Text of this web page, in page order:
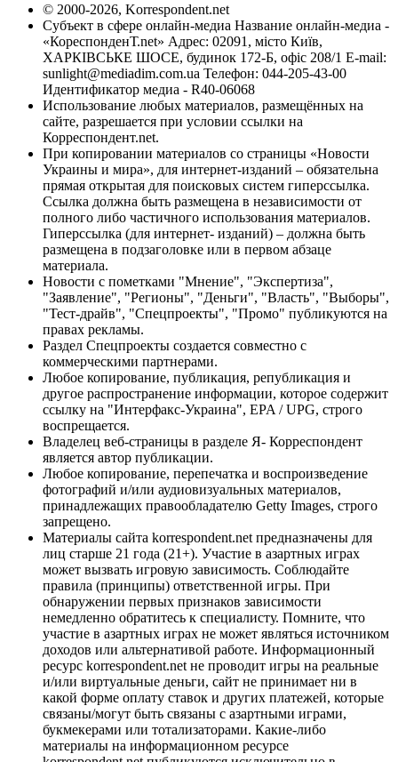
© 2000-2026, Korrespondent.net
Субъект в сфере онлайн-медиа Название онлайн-медиа -
«КореспонденТ.net» Адрес: 02091, місто Київ,
ХАРКІВСЬКЕ ШОСЕ, будинок 172-Б, офіс 208/1 E-mail:
sunlight@mediadim.com.ua Телефон: 044-205-43-00
Идентификатор медиа - R40-06068
Использование любых материалов, размещённых на
сайте, разрешается при условии ссылки на
Корреспондент.net.
При копировании материалов со страницы «Новости
Украины и мира», для интернет-изданий – обязательна
прямая открытая для поисковых систем гиперссылка.
Ссылка должна быть размещена в независимости от
полного либо частичного использования материалов.
Гиперссылка (для интернет- изданий) – должна быть
размещена в подзаголовке или в первом абзаце
материала.
Новости с пометками "Мнение", "Экспертиза",
"Заявление", "Регионы", "Деньги", "Власть", "Выборы",
"Тест-драйв", "Спецпроекты", "Промо" публикуются на
правах рекламы.
Раздел Спецпроекты создается совместно с
коммерческими партнерами.
Любое копирование, публикация, републикация и
другое распространение информации, которое содержит
ссылку на "Интерфакс-Украина", EPA / UPG, строго
воспрещается.
Владелец веб-страницы в разделе Я- Корреспондент
является автор публикации.
Любое копирование, перепечатка и воспроизведение
фотографий и/или аудиовизуальных материалов,
принадлежащих правообладателю Getty Images, строго
запрещено.
Материалы сайта korrespondent.net предназначены для
лиц старше 21 года (21+). Участие в азартных играх
может вызвать игровую зависимость. Соблюдайте
правила (принципы) ответственной игры. При
обнаружении первых признаков зависимости
немедленно обратитесь к специалисту. Помните, что
участие в азартных играх не может являться источником
доходов или альтернативой работе. Информационный
ресурс korrespondent.net не проводит игры на реальные
и/или виртуальные деньги, сайт не принимает ни в
какой форме оплату ставок и других платежей, которые
связаны/могут быть связаны с азартными играми,
букмекерами или тотализаторами. Какие-либо
материалы на информационном ресурсе